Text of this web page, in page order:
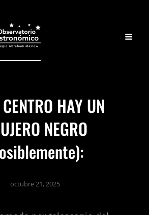
HAY UN
NEGRO
octubre 21, 2025